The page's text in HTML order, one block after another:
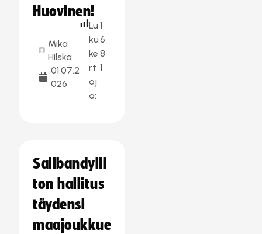
Huovinen!
Mika
Hilska
01.07.2
026
Lu
ku
ke
rt
oj
a:
1
6
8
1
Salibandylii
ton hallitus
täydensi
maajoukkue